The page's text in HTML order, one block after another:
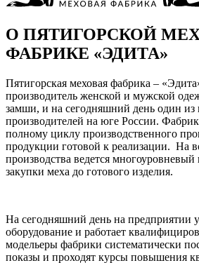
О ПЯТИГОРСКОЙ
ФАБРИКЕ «ЭДИТА»
Пятигорская меховая фабрика –
производитель женской и мужской
замши, и на сегодняшний день один
производителей на юге России.
полному циклу производственного
продукции готовой к реализации. На
производства ведется многоуровневый
закупки меха до готового изделия.
На сегодняшний день на предприятии
оборудование и работает
модельеры фабрики систематически
показы и проходят курсы повышения